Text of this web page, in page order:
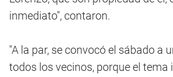
inmediato", contaron.
"A la par, se convocó el sábado a
todos los vecinos, porque el tema